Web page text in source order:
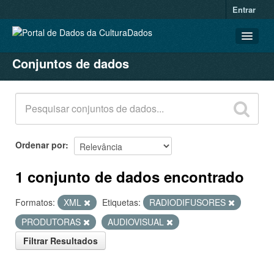
Entrar
CONJUNTOS DE DADOS
ORGANIZAÇÕES
GRUPOS
SOBRE
Conjuntos de dados
Ordenar por
1 conjunto de dados encontrado
Formatos: XML Etiquetas:
RADIODIFUSORES
PRODUTORAS
AUDIOVISUAL
Filtrar Resultados